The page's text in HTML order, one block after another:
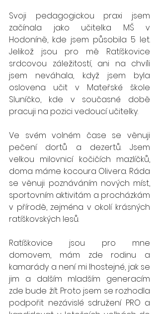
Svoji pedagogickou praxi jsem
začínala jako učitelka MŠ v
Hodoníně, kde jsem působila 5 let.
Jelikož jsou pro mě Ratíškovice
srdcovou záležitostí, ani na chvíli
jsem neváhala, když jsem byla
oslovena učit v Mateřské škole
Sluníčko, kde v současné době
pracuji na pozici vedoucí učitelky.
Ve svém volném čase se věnuji
pečení dortů a dezertů. Jsem
velkou milovnicí kočičích mazlíčků,
doma máme kocoura Olivera. Ráda
se věnuji poznáváním nových míst,
sportovním aktivitám a procházkám
v přírodě, zejména v okolí krásných
ratíškovských lesů.
Ratíškovice jsou pro mne
domovem, mám zde rodinu a
kamarády a není mi lhostejné, jak se
jim a dalším mladším generacím
zde bude žít. Proto jsem se rozhodla
podpořit nezávislé sdružení PRO a